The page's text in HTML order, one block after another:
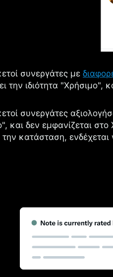
συνεργάτες με
την ιδιότητα "Χρήσιμο",
συνεργάτες
και δεν εμφανίζεται
την κατάσταση,